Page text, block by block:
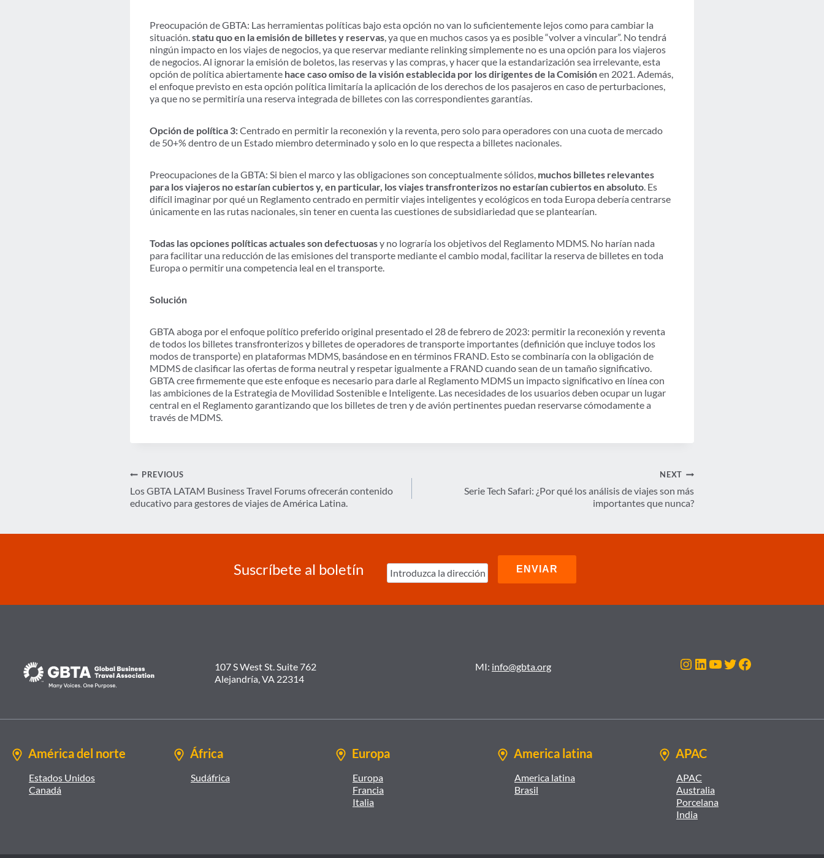
Preocupación de GBTA: Las herramientas políticas bajo esta opción no van lo suficientemente lejos como para cambiar la
situación.statu quo en la emisión de billetes y reservas, ya que en muchos casos ya es posible “volver a vincular”. No tendrá
ningún impacto en los viajes de negocios, ya que reservar mediante relinking simplemente no es una opción para los viajeros
de negocios. Al ignorar la emisión de boletos, las reservas y las compras, y hacer que la estandarización sea irrelevante, esta
opción de política abiertamente hace caso omiso de la visión establecida por los dirigentes de la Comisiónen 2021. Además,
el enfoque previsto en esta opción política limitaría la aplicación de los derechos de los pasajeros en caso de perturbaciones,
ya que no se permitiría una reserva integrada de billetes con las correspondientes garantías.
Opción de política 3:Centrado en permitir la reconexión y la reventa, pero solo para operadores con una cuota de mercado
de 50+% dentro de un Estado miembro determinado y solo en lo que respecta a billetes nacionales.
Preocupaciones de la GBTA: Si bien el marco y las obligaciones son conceptualmente sólidos, muchos billetes relevantes
para los viajeros no estarían cubiertos y, en particular, los viajes transfronterizos no estarían cubiertos en absoluto. Es
difícil imaginar por qué un Reglamento centrado en permitir viajes inteligentes y ecológicos en toda Europa debería centrarse
únicamente en las rutas nacionales, sin tener en cuenta las cuestiones de subsidiariedad que se plantearían.
Todas las opciones políticas actuales son defectuosasy no lograría los objetivos del Reglamento MDMS. No harían nada
para facilitar una reducción de las emisiones del transporte mediante el cambio modal, facilitar la reserva de billetes en toda
Europa o permitir una competencia leal en el transporte.
Solución
GBTA aboga por el enfoque político preferido original presentado el 28 de febrero de 2023: permitir la reconexión y reventa
de todos los billetes transfronterizos y billetes de operadores de transporte importantes (definición que incluye todos los
modos de transporte) en plataformas MDMS, basándose en en términos FRAND. Esto se combinaría con la obligación de
MDMS de clasificar las ofertas de forma neutral y respetar igualmente a FRAND cuando sean de un tamaño significativo.
GBTA cree firmemente que este enfoque es necesario para darle al Reglamento MDMS un impacto significativo en línea con
las ambiciones de la Estrategia de Movilidad Sostenible e Inteligente. Las necesidades de los usuarios deben ocupar un lugar
central en el Reglamento garantizando que los billetes de tren y de avión pertinentes puedan reservarse cómodamente a
través de MDMS.
Navegación
de
entradas
PREVIOUS
Los GBTA LATAM Business Travel Forums ofrecerán contenido
educativo para gestores de viajes de América Latina.
NEXT
Serie Tech Safari: ¿Por qué los análisis de viajes son más
importantes que nunca?
Suscríbete al boletín
107 S West St. Suite 762
Alejandría, VA 22314
MI: info@gbta.org Instagram
LinkedIn
YouTube
Twitter
Facebook
América del norte
Estados Unidos
Canadá
África
Sudáfrica
Europa
Europa
Francia
Italia
America latina
America latina
Brasil
APAC
APAC
Australia
Porcelana
India